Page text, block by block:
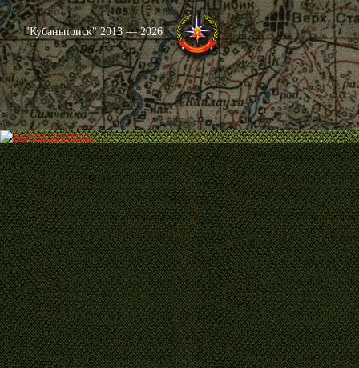
"Кубаньпоиск" 2013 — 2026